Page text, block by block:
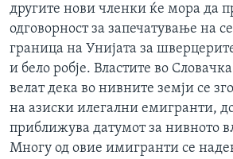
другите нови членки ќе мора да
одговорност за запечатување на
граница на Унијата за
и бело робје. Властите во
велат дека во нивните земји се
на азиски илегални емигранти,
приближува датумот за нивното
Многу од овие имигранти се